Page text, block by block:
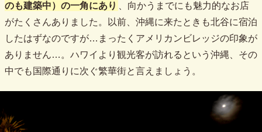
のも建築中）の一角にあり
、向かうまでにも魅力的なお店
がたくさんありました。以前、沖縄に来たときも北谷に宿泊
したはずなのですが…まったくアメリカンビレッジの印象が
ありません…。ハワイより観光客が訪れるという沖縄、その
中でも国際通りに次ぐ繁華街と言えましょう。